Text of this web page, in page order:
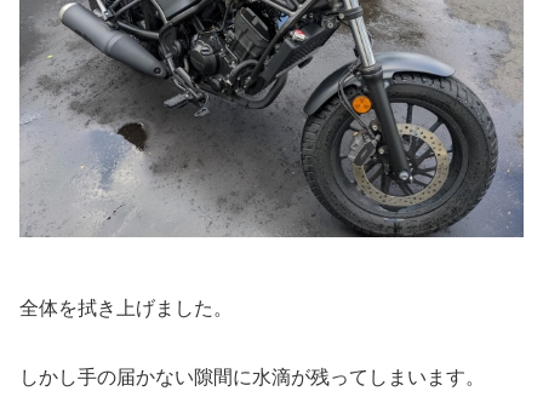
全体を拭き上げました。
しかし手の届かない隙間に水滴が残ってしまいます。